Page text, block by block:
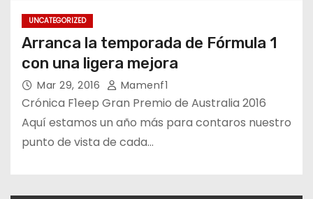
UNCATEGORIZED
Arranca la temporada de Fórmula 1
con una ligera mejora
Mar 29, 2016 Mamenf1
Crónica F1eep Gran Premio de Australia 2016
Aquí estamos un año más para contaros nuestro
punto de vista de cada…